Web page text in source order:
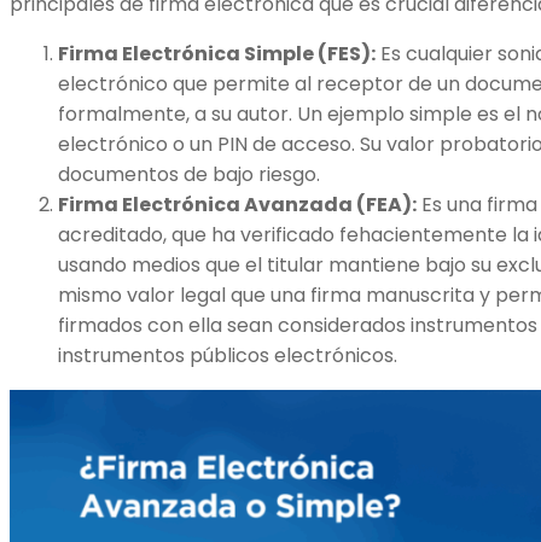
Firma Electrónica Simple (FES): Es cualquier
electrónico que permite al receptor de un
formalmente, a su autor. Un ejemplo simple es el
electrónico o un PIN de acceso. Su valor
documentos de bajo riesgo.
Firma Electrónica Avanzada (FEA): Es una
acreditado, que ha verificado fehacientemente la
usando medios que el titular mantiene bajo su
mismo valor legal que una firma manuscrita y
firmados con ella sean considerados
instrumentos públicos electrónicos.